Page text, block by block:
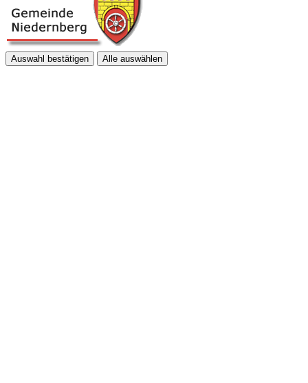
Auswahl bestätigen Alle auswählen